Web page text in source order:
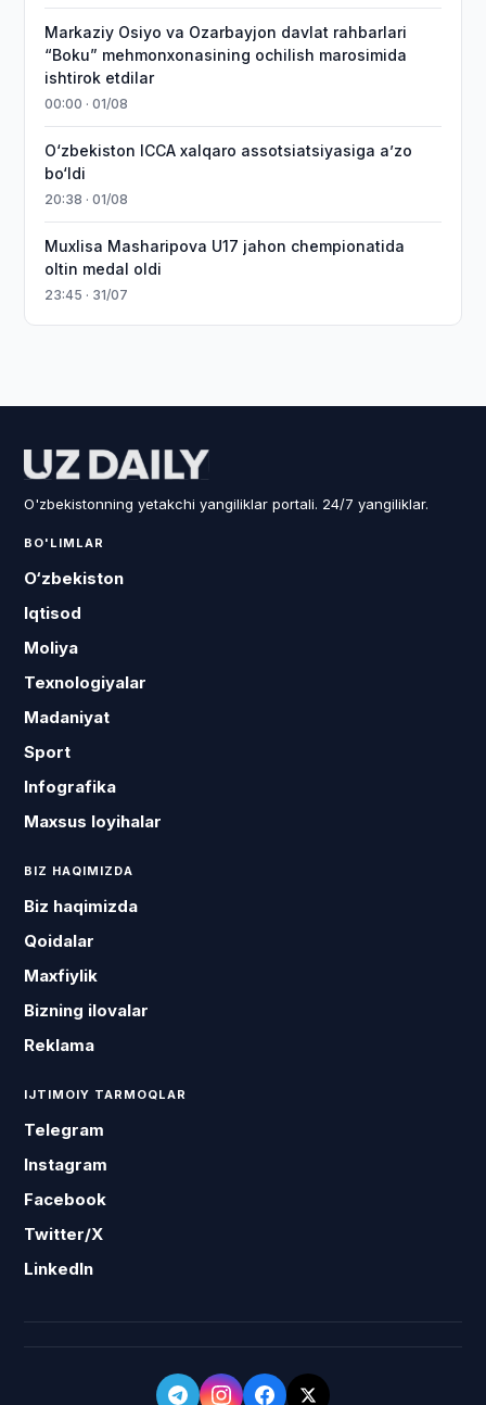
Markaziy Osiyo va Ozarbayjon davlat rahbarlari
“Boku” mehmonxonasining ochilish marosimida
ishtirok etdilar
00:00 · 01/08
O‘zbekiston ICCA xalqaro assotsiatsiyasiga aʼzo
bo‘ldi
20:38 · 01/08
Muxlisa Masharipova U17 jahon chempionatida
oltin medal oldi
23:45 · 31/07
O'zbekistonning yetakchi yangiliklar portali. 24/7 yangiliklar.
BO'LIMLAR
O‘zbekiston
Iqtisod
Moliya
Texnologiyalar
Madaniyat
Sport
Infografika
Maxsus loyihalar
BIZ HAQIMIZDA
Biz haqimizda
Qoidalar
Maxfiylik
Bizning ilovalar
Reklama
IJTIMOIY TARMOQLAR
Telegram
Instagram
Facebook
Twitter/X
LinkedIn